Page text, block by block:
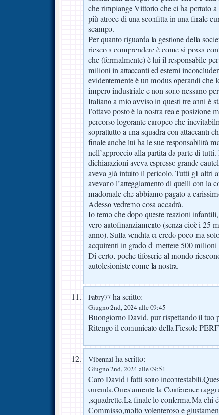
che rimpiange Vittorio che ci ha portato
più atroce di una sconfitta in una finale
scampo.
Per quanto riguarda la gestione della
riesco a comprendere è come si possa
che (formalmente) è lui il responsabile
milioni in attaccanti ed esterni
evidentemente è un modus operandi che
impero industriale e non sono nessuno
Italiano a mio avviso in questi tre anni è
l’ottavo posto è la nostra reale posizione
percorso logorante europeo che
soprattutto a una squadra con attaccanti
finale anche lui ha le sue responsabilità
nell’approccio alla partita da parte di
dichiarazioni aveva espresso grande
aveva già intuito il pericolo. Tutti gli altri
avevano l’atteggiamento di quelli con la
madornale che abbiamo pagato a
Adesso vedremo cosa accadrà.
Io temo che dopo queste reazioni
vero autofinanziamento (senza cioè i 25
anno). Sulla vendita ci credo poco ma
acquirenti in grado di mettere 500 milioni
Di certo, poche tifoserie al mondo
autolesioniste come la nostra.
Fabry77 ha scritto:
Giugno 2nd, 2024 alle 09:45
Buongiorno David, pur rispettando il tuo
Ritengo il comunicato della Fiesole
Vibennal ha scritto:
Giugno 2nd, 2024 alle 09:51
Caro David i fatti sono
orrenda.Onestamente la Conference
,squadrette.La finale lo conferma.Ma chi
Commisso,molto volenteroso e